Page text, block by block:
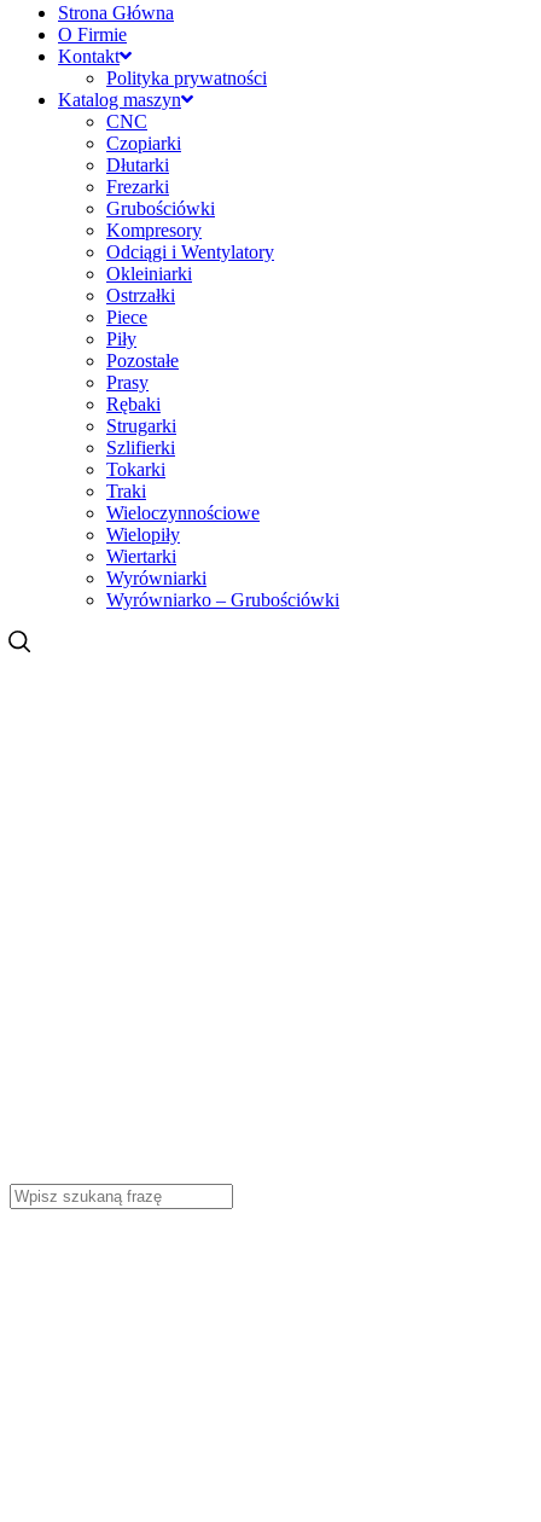
Strona Główna
O Firmie
Kontakt
Polityka prywatności
Katalog maszyn
CNC
Czopiarki
Dłutarki
Frezarki
Grubościówki
Kompresory
Odciągi i Wentylatory
Okleiniarki
Ostrzałki
Piece
Piły
Pozostałe
Prasy
Rębaki
Strugarki
Szlifierki
Tokarki
Traki
Wieloczynnościowe
Wielopiły
Wiertarki
Wyrówniarki
Wyrówniarko – Grubościówki